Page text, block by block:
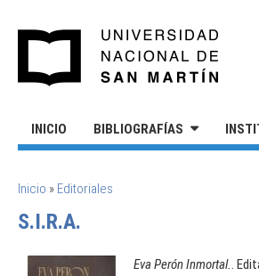
INICIO BIBLIOGRAFÍAS
SE ENCUENTRA USTED AQUÍ
Inicio » Editoriales
S.I.R.A.
Eva Perón Inmortal. .